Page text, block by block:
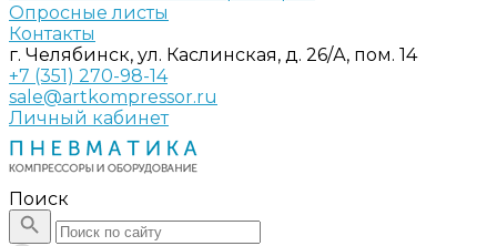
Опросные листы
Контакты
г. Челябинск, ул. Каслинская, д. 26/А, пом. 14
+7 (351) 270-98-14
sale@artkompressor.ru
Личный кабинет
Поиск